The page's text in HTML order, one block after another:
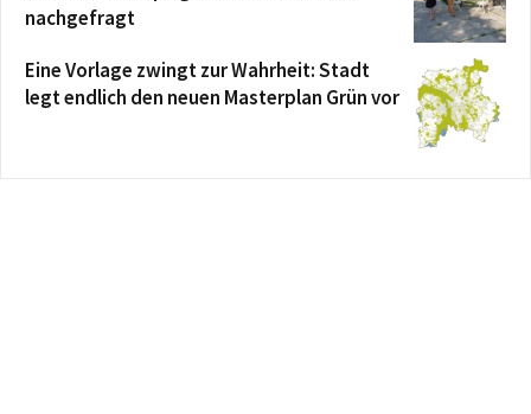
nachgefragt
Eine Vorlage zwingt zur Wahrheit: Stadt
legt endlich den neuen Masterplan Grün vor